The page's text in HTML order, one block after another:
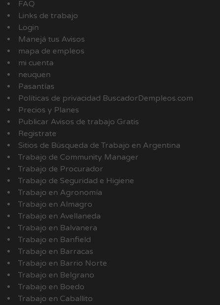
FAQ
Links de trabajo
Login
Manejá tus Avisos
mapa de empleos
mi cuenta
neuquen
Pasantías
Políticas de privacidad BuscadorDempleos.com
Precios y Planes
Publicar Avisos de trabajo Gratis
Registrate
Sitios de Búsqueda de Trabajo en Argentina
Trabajo de Community Manager
Trabajo de Procurador
Trabajo de Seguridad e Higiene
Trabajo en Agronomía
Trabajo en Almagro
Trabajo en Avellaneda
Trabajo en Balvanera
Trabajo en Banfield
Trabajo en Barracas
Trabajo en Barrio Norte
Trabajo en Belgrano
Trabajo en Boedo
Trabajo en Caballito